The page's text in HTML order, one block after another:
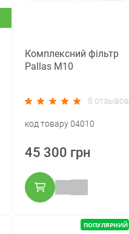
Комплексний фільтр
Pallas M10
8 отзывов
код товару 04010
45 300 грн
ПОПУЛЯРНИЙ